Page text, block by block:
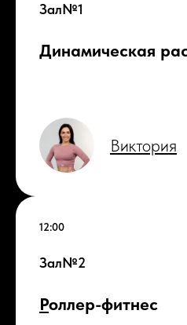
Зал№1
Динамическая
Виктория
12:00
Зал№2
Роллер-фитнес